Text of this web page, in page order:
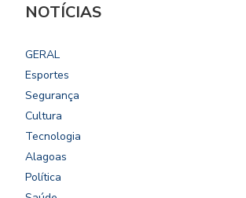
NOTÍCIAS
GERAL
Esportes
Segurança
Cultura
Tecnologia
Alagoas
Política